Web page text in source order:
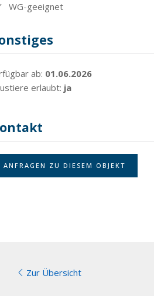
WG-geeignet
ab: 01.06.2026
erlaubt: ja
ANFRAGEN ZU DIESEM OBJEKT
Zur Übersicht